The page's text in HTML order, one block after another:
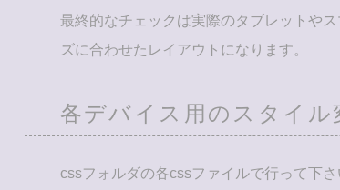
最終的なチェックは実際のタブレットや
ズに合わせたレイアウトになります。
各デバイス用のスタイル
cssフォルダの各cssファイルで行って下